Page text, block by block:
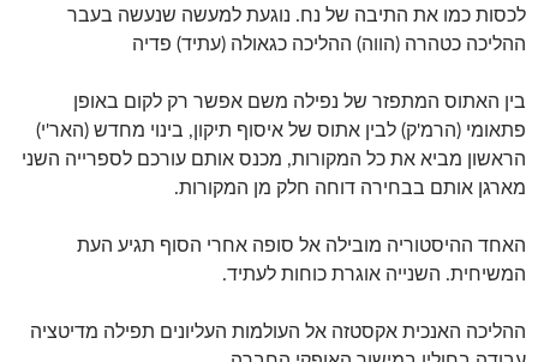
לכסות כמו את התיבה של נח. נוגעת למעשה שנעשה בעבר
ההליכה כטהרה (הווה) ההליכה כגאולה (עתיד) פדיה
בין האתוס המתפזר של נפילה משם אפשר רק לקום באופן
פתאומי (הרמ'ק) לבין אתוס של איסוף תיקון, בינוי מחדש (האר'י)
הראשון מביא את כל המקורות, מכנס אותם עורכם לספרייה השני
מארגן אותם בבחירה דוחה חלק מן המקורות.
האחד ההיסטוריה מובילה אל סופה אחרי הסוף תגיע העת
המשיחית. השנייה אוגרת כוחות לעתיד.
ההליכה האנכית אקסטזה אל העולמות העליונים תפילה מדיטציה